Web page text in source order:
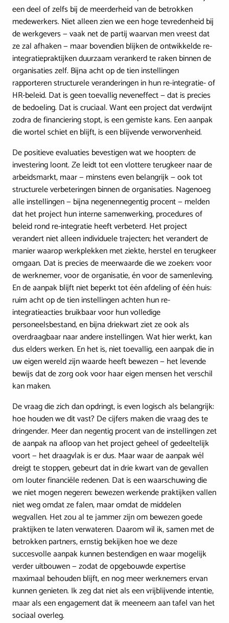
een deel of zelfs bij de meerderheid van de betrokken
medewerkers. Niet alleen zien we een hoge tevredenheid bij
de werkgevers — vaak net de partij waarvan men vreest dat
ze zal afhaken — maar bovendien blijken de ontwikkelde re-
integratiepraktijken duurzaam verankerd te raken binnen de
organisaties zelf. Bijna acht op de tien instellingen
rapporteren structurele veranderingen in hun re-integratie- of
HR-beleid. Dat is geen toevallig neveneffect — dat is precies
de bedoeling. Dat is cruciaal. Want een project dat verdwijnt
zodra de financiering stopt, is een gemiste kans. Een aanpak
die wortel schiet en blijft, is een blijvende verworvenheid.
De positieve evaluaties bevestigen wat we hoopten: de
investering loont. Ze leidt tot een vlottere terugkeer naar de
arbeidsmarkt, maar — minstens even belangrijk — ook tot
structurele verbeteringen binnen de organisaties. Nagenoeg
alle instellingen — bijna negenennegentig procent — melden
dat het project hun interne samenwerking, procedures of
beleid rond re-integratie heeft verbeterd. Het project
verandert niet alleen individuele trajecten; het verandert de
manier waarop werkplekken met ziekte, herstel en terugkeer
omgaan. Dat is precies de meerwaarde die we zoeken: voor
de werknemer, voor de organisatie, én voor de samenleving.
En de aanpak blijft niet beperkt tot één afdeling of één huis:
ruim acht op de tien instellingen achten hun re-
integratieacties bruikbaar voor hun volledige
personeelsbestand, en bijna driekwart ziet ze ook als
overdraagbaar naar andere instellingen. Wat hier werkt, kan
dus elders werken. En het is, niet toevallig, een aanpak die in
uw eigen wereld zijn waarde heeft bewezen — het levende
bewijs dat de zorg ook voor haar eigen mensen het verschil
kan maken.
De vraag die zich dan opdringt, is even logisch als belangrijk:
hoe houden we dit vast? De cijfers maken die vraag des te
dringender. Meer dan negentig procent van de instellingen zet
de aanpak na afloop van het project geheel of gedeeltelijk
voort — het draagvlak is er dus. Maar waar de aanpak wél
dreigt te stoppen, gebeurt dat in drie kwart van de gevallen
om louter financiële redenen. Dat is een waarschuwing die
we niet mogen negeren: bewezen werkende praktijken vallen
niet weg omdat ze falen, maar omdat de middelen
wegvallen. Het zou al te jammer zijn om bewezen goede
praktijken te laten verwateren. Daarom wil ik, samen met de
betrokken partners, ernstig bekijken hoe we deze
succesvolle aanpak kunnen bestendigen en waar mogelijk
verder uitbouwen — zodat de opgebouwde expertise
maximaal behouden blijft, en nog meer werknemers ervan
kunnen genieten. Ik zeg dat niet als een vrijblijvende intentie,
maar als een engagement dat ik meeneem aan tafel van het
sociaal overleg.